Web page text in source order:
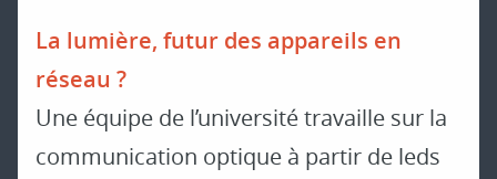
La lumière, futur des appareils en
réseau ?
Une équipe de l’université travaille sur la
communication optique à partir de leds